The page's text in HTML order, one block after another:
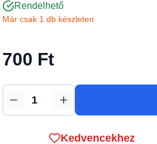
Rendelhető
Már csak 1 db készleten
700 Ft
Mennyiség
Kedvencekhez